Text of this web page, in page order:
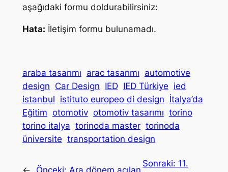
aşağıdaki formu doldurabilirsiniz:
Hata: İletişim formu bulunamadı.
araba tasarımı arac tasarımı automotive
design Car Design IED IED Türkiye ied
istanbul istituto europeo di design İtalya’da
Eğitim otomotiv otomotiv tasarımı torino
torino italya torinoda master torinoda
üniversite transportation design
Sonraki: 11.